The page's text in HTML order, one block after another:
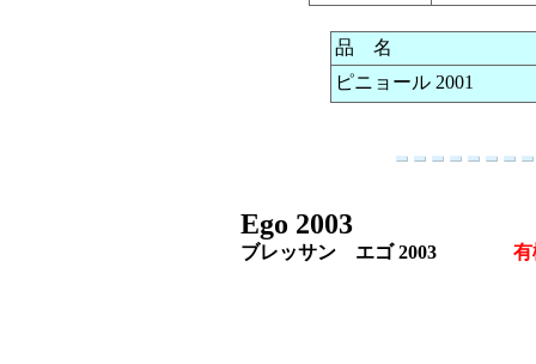
品 名
ピニョール 2001
Ego 2003
ブレッサン エゴ 2003 有